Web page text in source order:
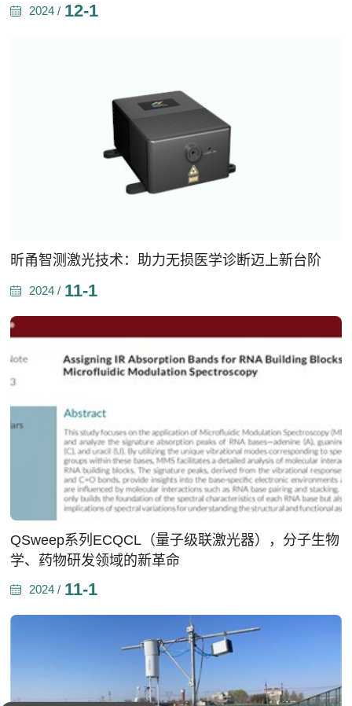
2024 / 12-1
昕甬智测激光技术：助力无损医学诊断迈上新台阶
2024 / 11-1
QSweep系列ECQCL（量子级联激光器），分子生物
学、药物研发领域的新革命
2024 / 11-1